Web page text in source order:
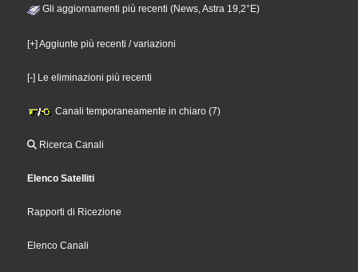
Gli aggiornamenti più recenti (News, Astra 19,2°E)
[+] Aggiunte più recenti / variazioni
[-] Le eliminazioni più recenti
Canali temporaneamente in chiaro (7)
Ricerca Canali
Elenco Satelliti
Rapporti di Ricezione
Elenco Canali